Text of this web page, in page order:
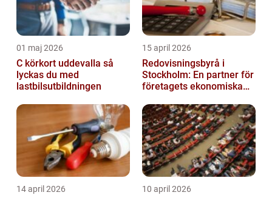
01 maj 2026
C körkort uddevalla så
lyckas du med
lastbilsutbildningen
15 april 2026
Redovisningsbyrå i
Stockholm: En partner för
företagets ekonomiska
14 april 2026 10 april 2026